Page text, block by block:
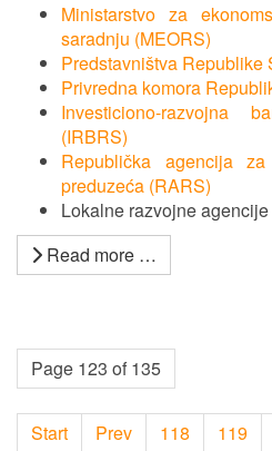
Ministarstvo za
saradnju (MEORS)
Predstavništva Republike
Privredna komora
Investiciono-razvojna
(IRBRS)
Republička agencija
preduzeća (RARS)
Lokalne razvojne agencije
Read more …
Page 123 of 135
Start Prev 118 119